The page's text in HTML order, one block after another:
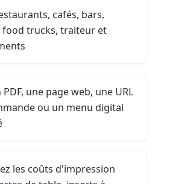
cafés, bars,
food trucks, traiteur et
PDF, une page web, une URL
ou un menu digital
les coûts d'impression